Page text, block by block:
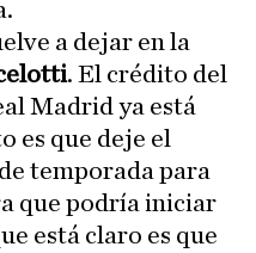
a dejar en la
. El crédito del
Madrid ya está
es que deje el
temporada para
que podría iniciar
está claro es que